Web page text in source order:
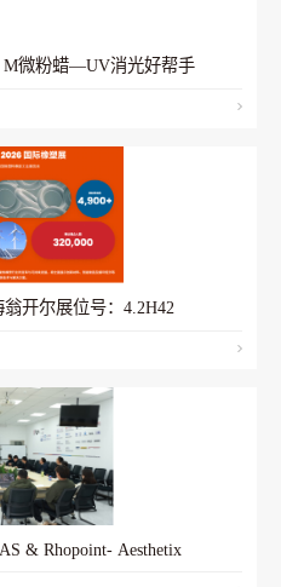
M微粉蜡—UV消光好帮手
开尔展位号：4.2H42
& Rhopoint- Aesthetix